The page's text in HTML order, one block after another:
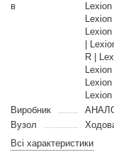
в
|
R |
Виробник
Вузол
Всі характеристики